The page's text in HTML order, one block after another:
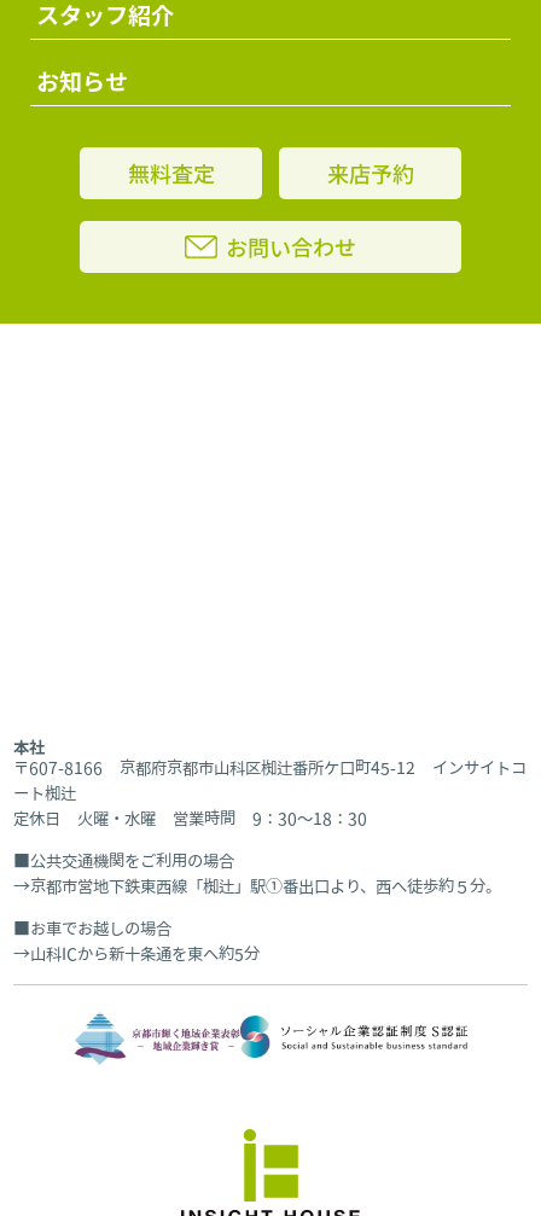
スタッフ紹介
お知らせ
無料査定 来店予約
お問い合わせ
本社
〒607-8166 京都府京都市山科区椥辻番所ケ口町45-12 インサイトコ
ート椥辻
定休日 火曜・水曜 営業時間 9：30～18：30
公共交通機関をご利用の場合
京都市営地下鉄東西線「椥辻」駅①番出口より、西へ徒歩約５分。
お車でお越しの場合
山科ICから新十条通を東へ約5分